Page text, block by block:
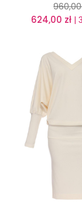
960,00
624,00 zł|